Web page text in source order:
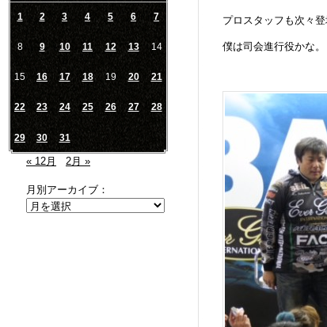
1 2 3 4 5 6 7
8 9 10 11 12 13 14
15 16 17 18 19 20 21
22 23 24 25 26 27 28
29 30 31
« 12月 2月 »
月別アーカイブ：
プロスタッフも次々登
僕は司会進行役かな。